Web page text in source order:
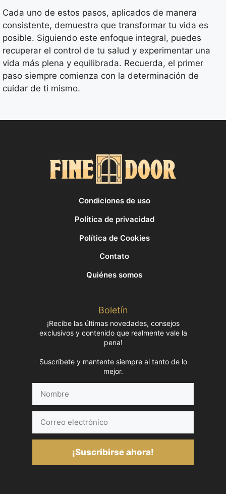
Cada uno de estos pasos, aplicados de manera
consistente, demuestra que transformar tu vida es
posible. Siguiendo este enfoque integral, puedes
recuperar el control de tu salud y experimentar una
vida más plena y equilibrada. Recuerda, el primer
paso siempre comienza con la determinación de
cuidar de ti mismo.
Condiciones de uso
Política de privacidad
Política de Cookies
Contato
Quiénes somos
Boletín
¡Recibe las últimas novedades, consejos
exclusivos y contenido que realmente vale la
pena!
Suscríbete y mantente siempre al tanto de lo
mejor.
electrónico
¡Suscribirse ahora!